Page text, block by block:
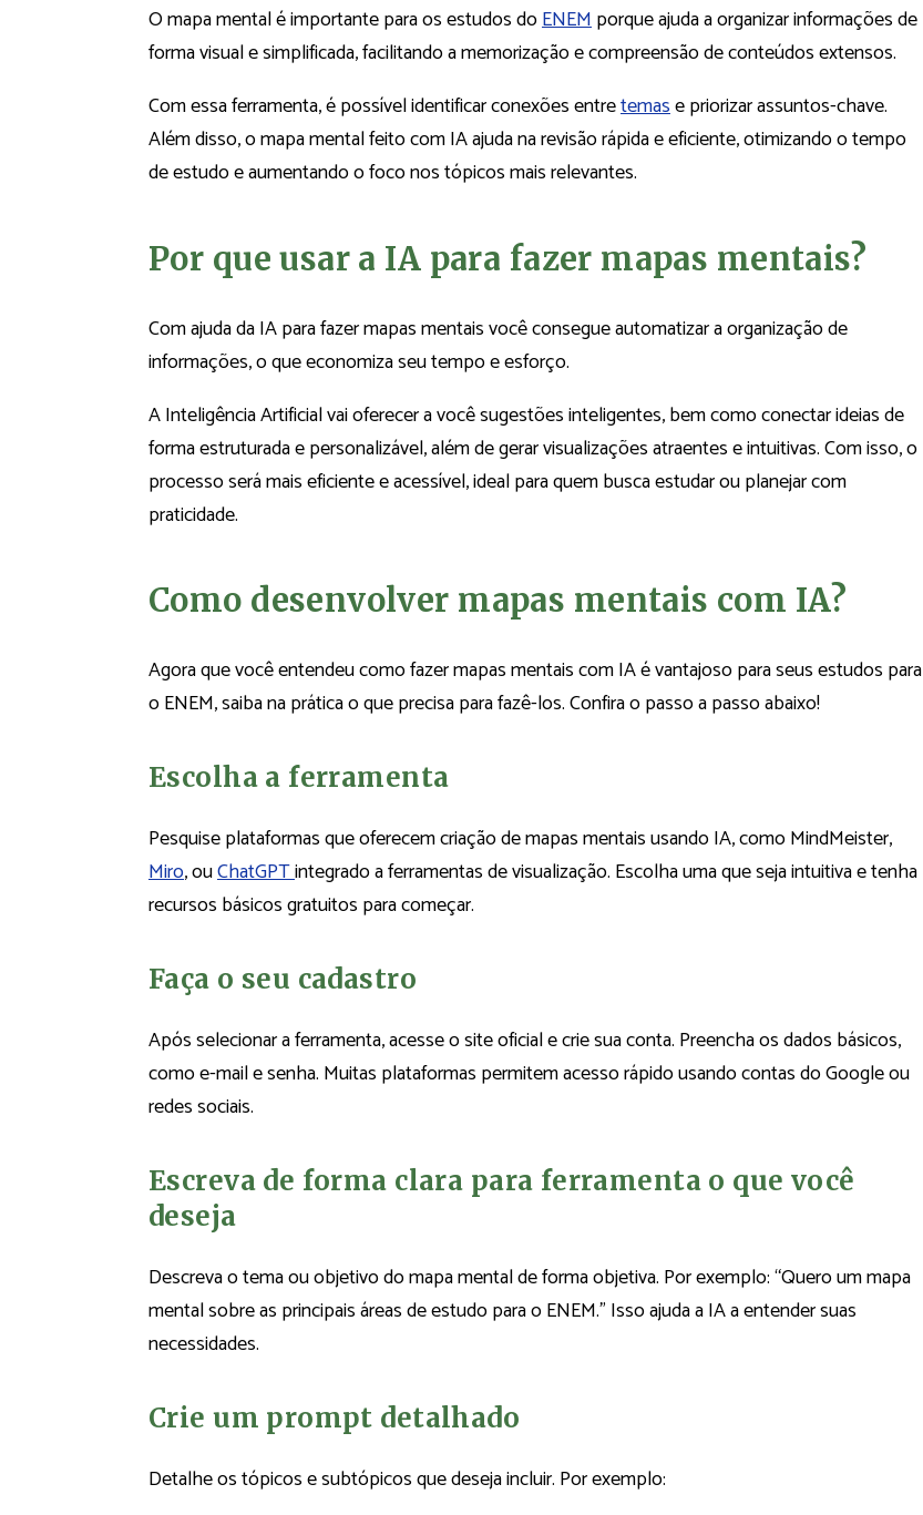
O mapa mental é importante para os estudos doENEMporque ajuda a organizar informações de
forma visual e simplificada, facilitando a memorização e compreensão de conteúdos extensos.
Com essa ferramenta, é possível identificar conexões entretemase priorizar assuntos-chave.
Além disso, o mapa mental feito com IA ajuda na revisão rápida e eficiente, otimizando o tempo
de estudo e aumentando o foco nos tópicos mais relevantes.
Por que usar a IA para fazer mapas mentais?
Com ajuda da IA para fazer mapas mentais você consegue automatizar a organização de
informações, o que economiza seu tempo e esforço.
A Inteligência Artificial vai oferecer a você sugestões inteligentes, bem como conectar ideias de
forma estruturada e personalizável, além de gerar visualizações atraentes e intuitivas. Com isso, o
processo será mais eficiente e acessível, ideal para quem busca estudar ou planejar com
praticidade.
Como desenvolver mapas mentais com IA?
Agora que você entendeu como fazer mapas mentais com IA é vantajoso para seus estudos para
o ENEM, saiba na prática o que precisa para fazê-los. Confira o passo a passo abaixo!
Escolha a ferramenta
Pesquise plataformas que oferecem criação de mapas mentais usando IA, como MindMeister,
Miro, ouChatGPTintegrado a ferramentas de visualização. Escolha uma que seja intuitiva e tenha
recursos básicos gratuitos para começar.
Faça o seu cadastro
Após selecionar a ferramenta, acesse o site oficial e crie sua conta. Preencha os dados básicos,
como e-mail e senha. Muitas plataformas permitem acesso rápido usando contas do Google ou
redes sociais.
Escreva de forma clara para ferramenta o que você
deseja
Descreva o tema ou objetivo do mapa mental de forma objetiva. Por exemplo: “Quero um mapa
mental sobre as principais áreas de estudo para o ENEM.” Isso ajuda a IA a entender suas
necessidades.
Crie um prompt detalhado
Detalhe os tópicos e subtópicos que deseja incluir. Por exemplo: